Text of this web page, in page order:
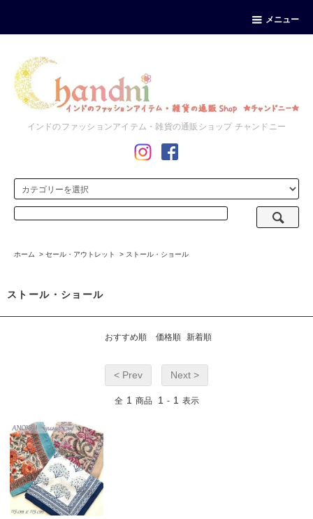
メニュー
インドのファッションアイテム・雑貨の通販ショップ チャンドニー
ホーム > セール・アウトレット > ストール・ショール
ストール・ショール
おすすめ順 価格順 新着順
< Prev Next >
全 1 商品 1 - 1 表示